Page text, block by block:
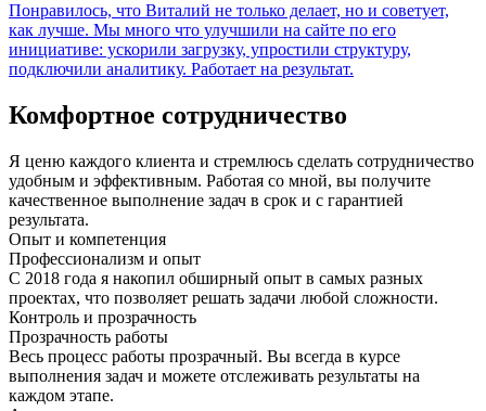
Понравилось, что Виталий не только делает, но и советует,
как лучше. Мы много что улучшили на сайте по его
инициативе: ускорили загрузку, упростили структуру,
подключили аналитику. Работает на результат.
Комфортное сотрудничество
Я ценю каждого клиента и стремлюсь сделать сотрудничество
удобным и эффективным. Работая со мной, вы получите
качественное выполнение задач в срок и с гарантией
результата.
Опыт и компетенция
Профессионализм и опыт
С 2018 года я накопил обширный опыт в самых разных
проектах, что позволяет решать задачи любой сложности.
Контроль и прозрачность
Прозрачность работы
Весь процесс работы прозрачный. Вы всегда в курсе
выполнения задач и можете отслеживать результаты на
каждом этапе.